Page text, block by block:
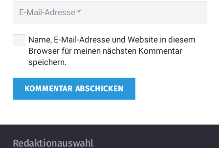
Name, E-Mail-Adresse und Website in diesem
Browser für meinen nächsten Kommentar
speichern.
KOMMENTAR ABSCHICKEN
Redaktionauswahl